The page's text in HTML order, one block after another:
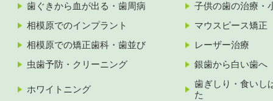
歯ぐきから血が出る・歯周病
子供の歯の治療・
相模原でのインプラント
マウスピース矯正
相模原での矯正歯科・歯並び
レーザー治療
虫歯予防・クリーニング
銀歯から白い歯へ
ホワイトニング
歯ぎしり・食いし
た